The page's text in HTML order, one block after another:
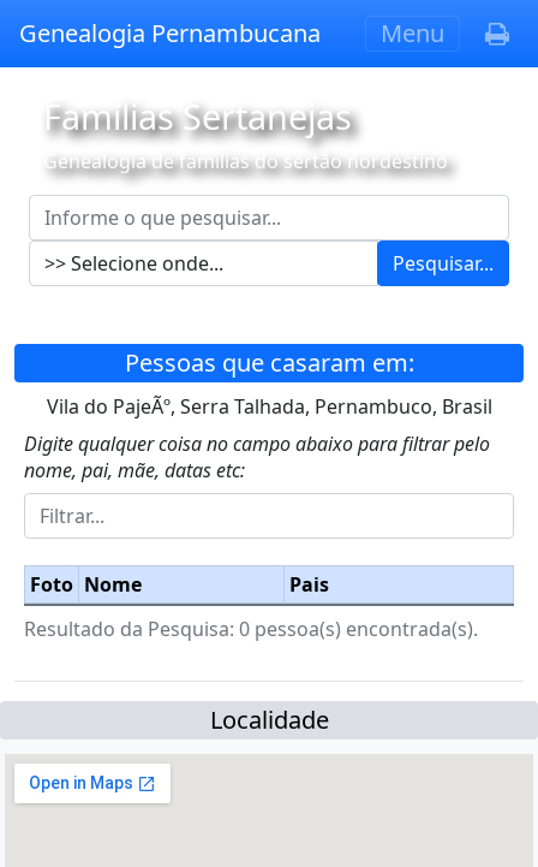
Genealogia Pernambucana Menu
Famílias Sertanejas
Genealogia de famílias do sertão nordestino
Pesquisar...
Pessoas que casaram em:
Vila do PajeÃº, Serra Talhada, Pernambuco, Brasil
Digite qualquer coisa no campo abaixo para filtrar pelo
nome, pai, mãe, datas etc:
Foto Nome
Pais
Resultado da Pesquisa: 0 pessoa(s) encontrada(s).
Localidade